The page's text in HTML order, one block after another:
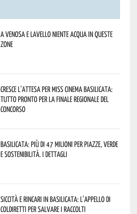
A Venosa e Lavello niente acqua in queste
zone
Cresce l’attesa per Miss Cinema Basilicata:
tutto pronto per la finale regionale del
concorso
Basilicata: più di 47 milioni per piazze, verde
e sostenibilità. I dettagli
Siccità e rincari in Basilicata: l’appello di
Coldiretti per salvare i raccolti